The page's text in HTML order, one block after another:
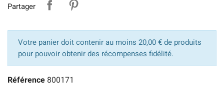
Partager
Votre panier doit contenir au moins 20,00 € de produits
pour pouvoir obtenir des récompenses fidélité.
Référence 800171